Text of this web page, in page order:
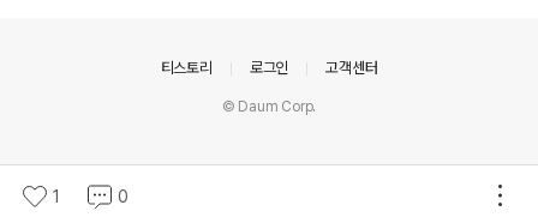
1 0
티스토리 로그인 고객센터
© Daum Corp.